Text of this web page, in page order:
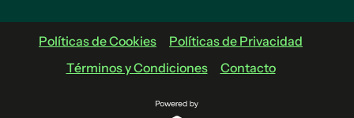
Políticas de Cookies
Políticas de Privacidad
Términos y Condiciones
Contacto